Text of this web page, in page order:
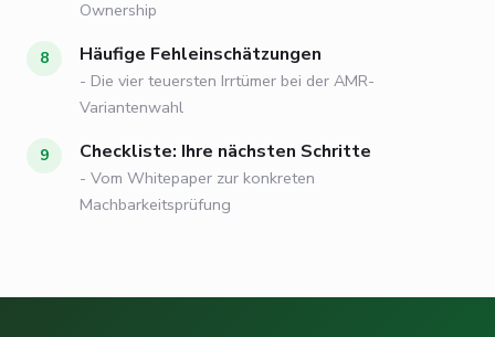
Ownership
Häufige Fehleinschätzungen
- Die vier teuersten Irrtümer bei der AMR-
Variantenwahl
Checkliste: Ihre nächsten Schritte
- Vom Whitepaper zur konkreten
Machbarkeitsprüfung